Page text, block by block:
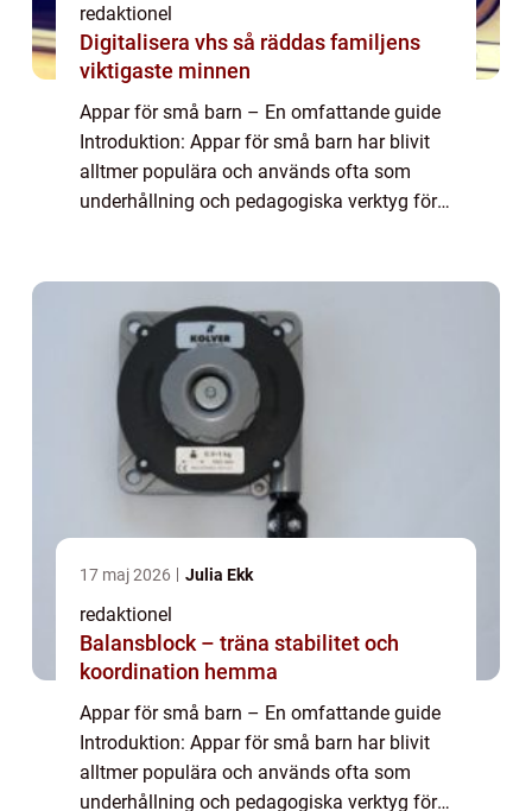
redaktionel
Digitalisera vhs så räddas familjens
viktigaste minnen
Appar för små barn – En omfattande guide
Introduktion: Appar för små barn har blivit
alltmer populära och används ofta som
underhållning och pedagogiska verktyg för
17 maj 2026 Julia Ekk
redaktionel
Balansblock – träna stabilitet och
koordination hemma
Appar för små barn – En omfattande guide
Introduktion: Appar för små barn har blivit
alltmer populära och används ofta som
underhållning och pedagogiska verktyg för